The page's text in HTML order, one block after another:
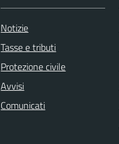
Notizie
Tasse e tributi
Protezione civile
Avvisi
Comunicati